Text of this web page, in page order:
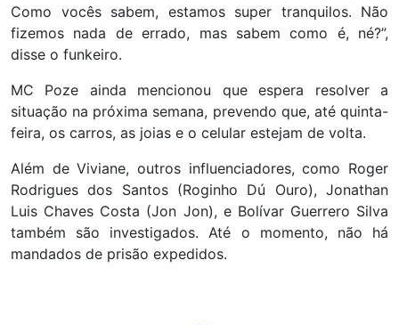
Como vocês sabem, estamos super tranquilos. Não
fizemos nada de errado, mas sabem como é, né?”,
disse o funkeiro.
MC Poze ainda mencionou que espera resolver a
situação na próxima semana, prevendo que, até quinta-
feira, os carros, as joias e o celular estejam de volta.
Além de Viviane, outros influenciadores, como Roger
Rodrigues dos Santos (Roginho Dú Ouro), Jonathan
Luis Chaves Costa (Jon Jon), e Bolívar Guerrero Silva
também são investigados. Até o momento, não há
mandados de prisão expedidos.